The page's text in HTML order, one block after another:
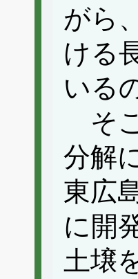
がら
ける
いる
そ
分解
東広
に開
土壌